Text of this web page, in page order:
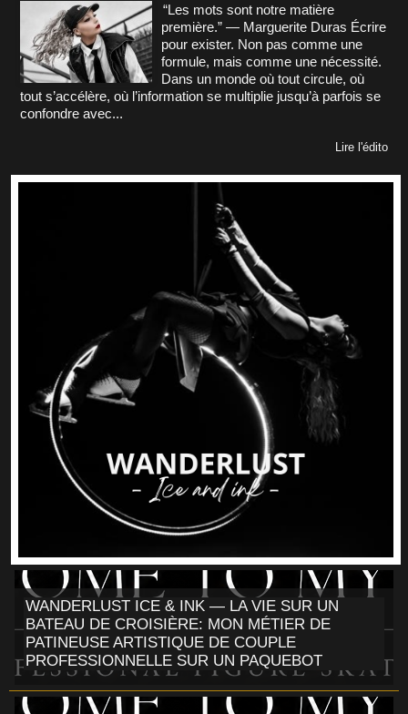
“Les mots sont notre matière
première.” — Marguerite Duras Écrire
pour exister. Non pas comme une
formule, mais comme une nécessité.
Dans un monde où tout circule, où
tout s’accélère, où l’information se multiplie jusqu’à parfois se
confondre avec...
Lire l'édito
WANDERLUST ICE & INK — LA VIE SUR UN
BATEAU DE CROISIÈRE: MON MÉTIER DE
PATINEUSE ARTISTIQUE DE COUPLE
PROFESSIONNELLE SUR UN PAQUEBOT